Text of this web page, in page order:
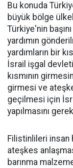
Bu konuda
büyük bölge
Türkiye'nin
yardımın
yardımların bir
İsrail işgal
kısmının
girmesi ve
geçilmesi için
yapılmasını
Filistinlileri insan
ateşkes
barınma